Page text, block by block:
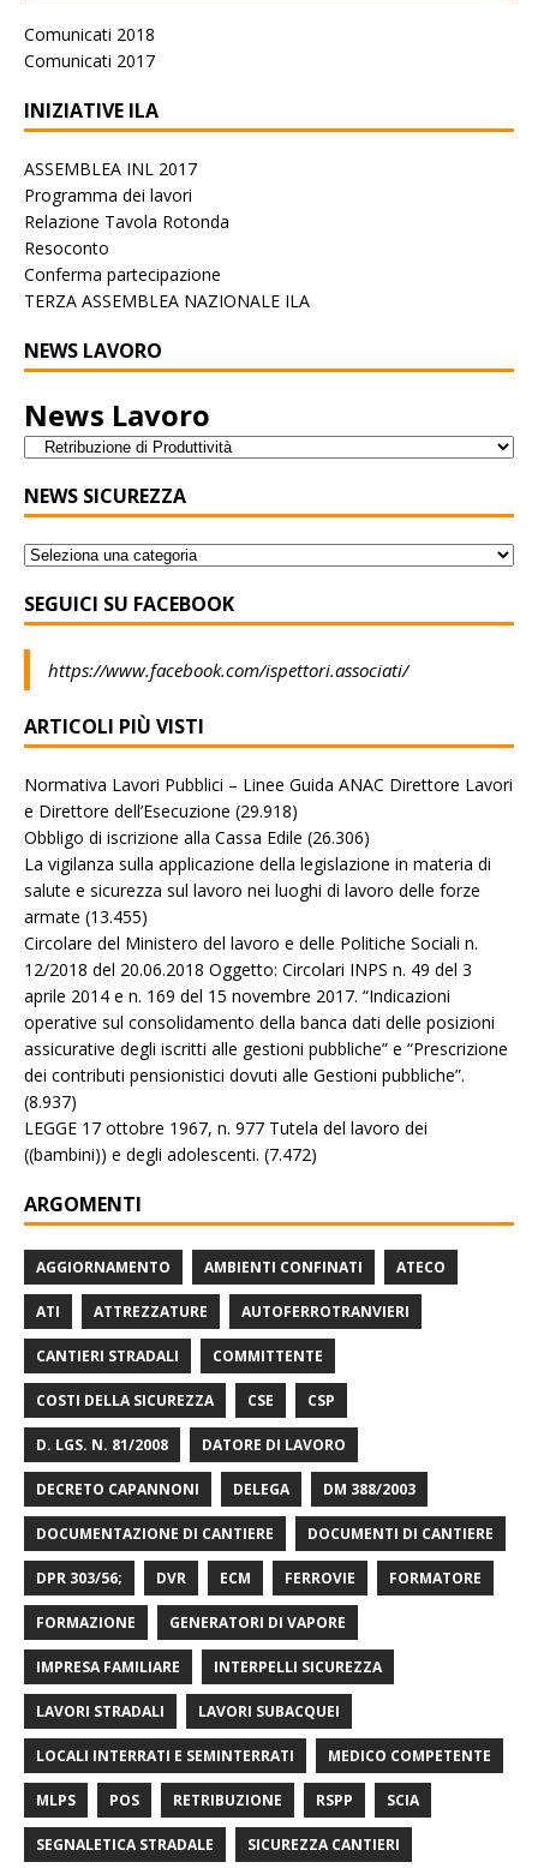
Comunicati 2018
Comunicati 2017
INIZIATIVE ILA
ASSEMBLEA INL 2017
Programma dei lavori
Relazione Tavola Rotonda
Resoconto
Conferma partecipazione
TERZA ASSEMBLEA NAZIONALE ILA
NEWS LAVORO
News Lavoro
NEWS SICUREZZA
SEGUICI SU FACEBOOK
https://www.facebook.com/ispettori.associati/
ARTICOLI PIÙ VISTI
Normativa Lavori Pubblici – Linee Guida ANAC Direttore Lavori
e Direttore dell’Esecuzione (29.918)
Obbligo di iscrizione alla Cassa Edile (26.306)
La vigilanza sulla applicazione della legislazione in materia di
salute e sicurezza sul lavoro nei luoghi di lavoro delle forze
armate (13.455)
Circolare del Ministero del lavoro e delle Politiche Sociali n.
12/2018 del 20.06.2018 Oggetto: Circolari INPS n. 49 del 3
aprile 2014 e n. 169 del 15 novembre 2017. “Indicazioni
operative sul consolidamento della banca dati delle posizioni
assicurative degli iscritti alle gestioni pubbliche” e “Prescrizione
dei contributi pensionistici dovuti alle Gestioni pubbliche”.
(8.937)
LEGGE 17 ottobre 1967, n. 977 Tutela del lavoro dei
((bambini)) e degli adolescenti. (7.472)
ARGOMENTI
AGGIORNAMENTO AMBIENTI CONFINATI ATECO
ATI ATTREZZATURE AUTOFERROTRANVIERI
CANTIERI STRADALI COMMITTENTE
COSTI DELLA SICUREZZA CSE CSP
D. LGS. N. 81/2008 DATORE DI LAVORO
DECRETO CAPANNONI DELEGA DM 388/2003
DOCUMENTAZIONE DI CANTIERE DOCUMENTI DI CANTIERE
DPR 303/56; DVR ECM FERROVIE FORMATORE
FORMAZIONE GENERATORI DI VAPORE
IMPRESA FAMILIARE INTERPELLI SICUREZZA
LAVORI STRADALI LAVORI SUBACQUEI
LOCALI INTERRATI E SEMINTERRATI MEDICO COMPETENTE
MLPS POS RETRIBUZIONE RSPP SCIA
SEGNALETICA STRADALE SICUREZZA CANTIERI